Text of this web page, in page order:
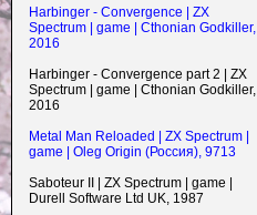
Harbinger - Convergence | ZX
Spectrum | game | Cthonian Godkiller,
2016
Harbinger - Convergence part 2 | ZX
Spectrum | game | Cthonian Godkiller,
2016
Metal Man Reloaded | ZX Spectrum |
game | Oleg Origin (Россия), 9713
Saboteur II | ZX Spectrum | game |
Durell Software Ltd UK, 1987